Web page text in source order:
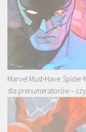
Marvel Must-Have:
dla prenumeratorów –